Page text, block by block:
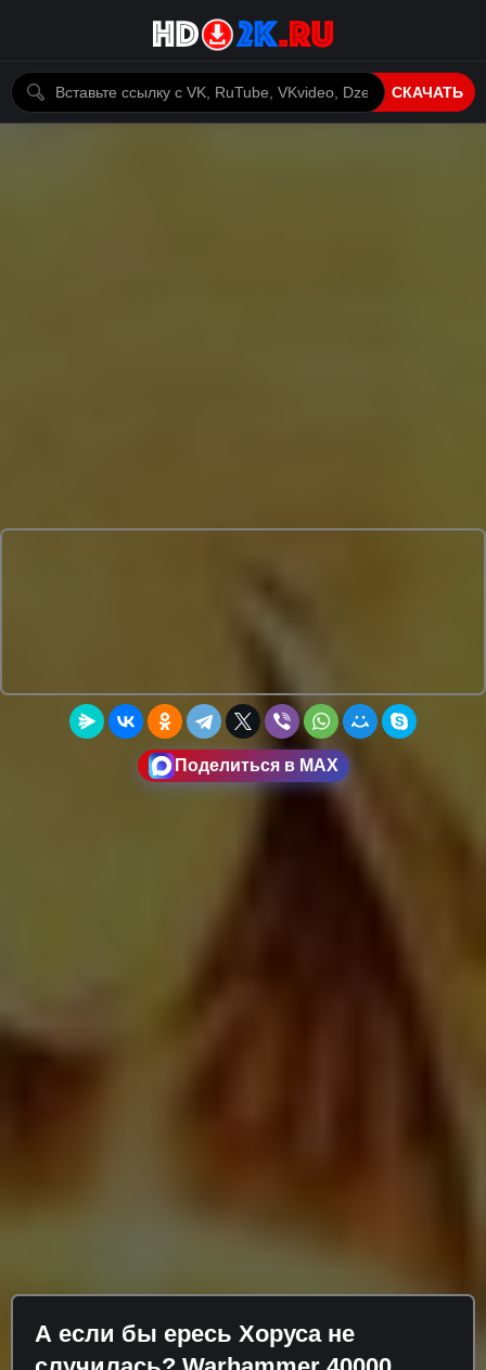
СКАЧАТЬ
Поделиться в MAX
А если бы ересь Хоруса не